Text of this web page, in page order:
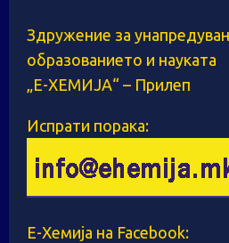
Здружение за
образованието и науката
„Е-ХЕМИЈА“ – Прилеп
Испрати порака:
Е-Хемија на Facebook: